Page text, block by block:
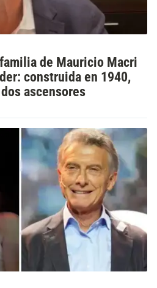
de Mauricio Macri
construida en 1940,
ascensores